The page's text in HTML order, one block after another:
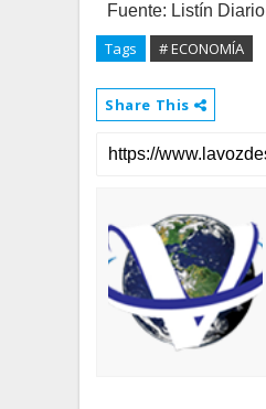
Fuente: Listín Diario
Tags # ECONOMÍA
Share This